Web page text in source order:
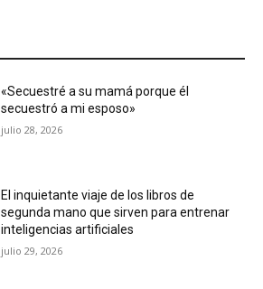
«Secuestré a su mamá porque él
secuestró a mi esposo»
julio 28, 2026
El inquietante viaje de los libros de
segunda mano que sirven para entrenar
inteligencias artificiales
julio 29, 2026